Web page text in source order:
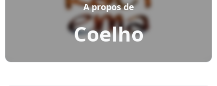
Coelho
A propos de